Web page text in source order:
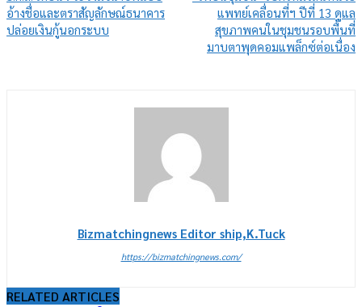
อ้างชื่อและตราสัญลักษณ์ธนาคาร
ปล่อยเงินกู้นอกระบบ
แพทย์เคลื่อนที่ฯ ปีที่ 13 ดูแล
สุขภาพคนในชุมชนรอบพื้นที่
มาบตาพุดคอมแพล็กซ์ต่อเนื่อง
Bizmatchingnews Editor ship,K.Tuck
https://bizmatchingnews.com/
RELATED ARTICLES